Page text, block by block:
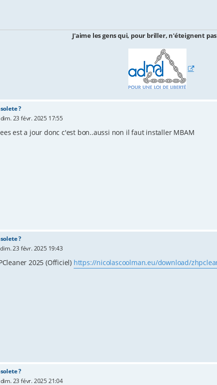
J'aime les gens qui, pour briller, n'éteignent
?
dim. 23 févr. 2025 17:55
est a jour donc c'est bon..aussi non il faut installer MBAM
?
dim. 23 févr. 2025 19:43
2025 (Officiel) https://nicolascoolman.eu/download/
?
dim. 23 févr. 2025 21:04